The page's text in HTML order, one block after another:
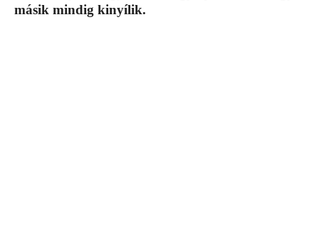
másik mindig kinyílik.